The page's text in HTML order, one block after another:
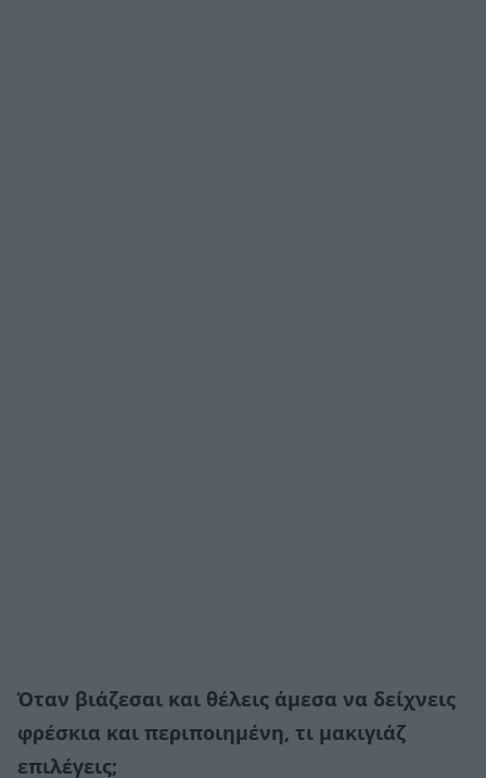
Όταν βιάζεσαι και θέλεις άμεσα να δείχνεις
φρέσκια και περιποιημένη, τι μακιγιάζ
επιλέγεις;